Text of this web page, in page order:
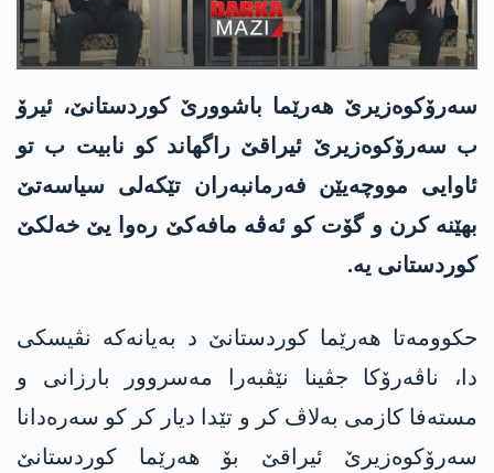
سه‌رۆكوه‌زیرێ هه‌رێما باشوورێ كوردستانێ، ئیرۆ
ب سه‌رۆكوه‌زیرێ ئیراقێ راگهاند كو نابیت‌ ب تو
ئاوایی مووچه‌یێن فه‌رمانبه‌ران تێكه‌لی سیاسه‌تێ
بهێنه‌ كرن و گۆت كو ئه‌ڤه‌ مافه‌كێ ره‌وا یێ خه‌لكێ
كوردستانی یه‌.
حكوومه‌تا هه‌رێما كوردستانێ د به‌یانه‌كه‌ نڤیسكی
دا، ناڤه‌رۆكا جڤینا نێڤبه‌را مه‌سروور بارزانی و
مسته‌فا كازمی به‌لاڤ كر و تێدا دیار كر كو سه‌ره‌دانا
سه‌رۆكوه‌زیرێ ئیراقێ بۆ هه‌رێما كوردستانێ